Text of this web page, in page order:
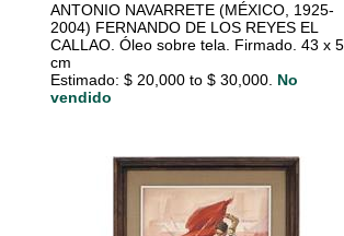
ANTONIO NAVARRETE (MÉXICO, 1925-
2004) FERNANDO DE LOS REYES EL
CALLAO. Óleo sobre tela. Firmado. 43 x
cm
Estimado: $ 20,000 to $ 30,000. No
vendido